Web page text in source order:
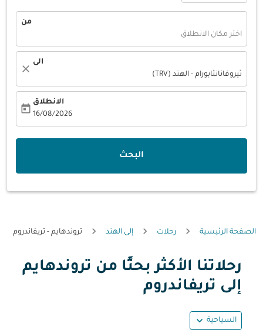
من
اختر مكان الانطلاق
الى
ثيروفانانثابورام - الهند (TRV)
close
الانطلاق
16/08/2026
today
البحث
الصفحة الرئيسية رحلات إلى الهند تروندهايم - تريفاندروم
رحلاتنا الأكثر بحثًا من تروندهايم
إلى تريفاندروم
السياحية expand_more
حاول تحديث الرحلة (مغادرة و/أو وجهة) أو التفاعل مع